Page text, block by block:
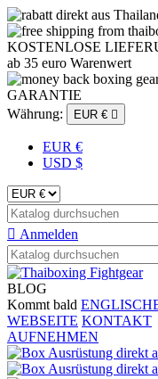
KOSTENLOSE
ab 35 euro Warenwert
GARANTIE
Währung:
EUR € 
EUR €
USD $
 Anmelden
BLOG
Kommt bald
WEBSEITE KONTAKT
AUFNEHMEN